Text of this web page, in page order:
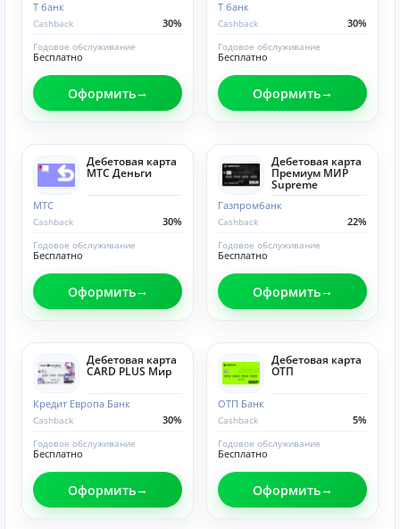
Т банк
30%
Cashback
Бесплатно
Годовое обслуживание
Оформить
Т банк
30%
Cashback
Бесплатно
Годовое обслуживание
Оформить
Дебетовая карта
МТС Деньги
МТС
30%
Cashback
Бесплатно
Годовое обслуживание
Оформить
Дебетовая карта
Премиум МИР
Supreme
Газпромбанк
22%
Cashback
Бесплатно
Годовое обслуживание
Оформить
Дебетовая карта
CARD PLUS Мир
Кредит Европа Банк
30%
Cashback
Бесплатно
Годовое обслуживание
Оформить
Дебетовая карта
ОТП
ОТП Банк
5%
Cashback
Бесплатно
Годовое обслуживание
Оформить